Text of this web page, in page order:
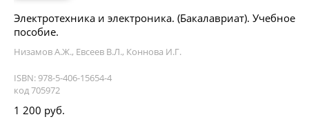
Электротехника и электроника. (Бакалавриат). Учебное
пособие.
Низамов А.Ж., Евсеев В.Л., Коннова И.Г.
ISBN: 978-5-406-15654-4
код 705972
1 200 руб.